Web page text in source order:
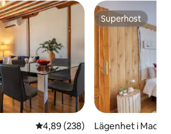
4,89 av 5 i genomsnittligt
4,89 (238)
Superhost
Superhost
Lägenhet i Madrid